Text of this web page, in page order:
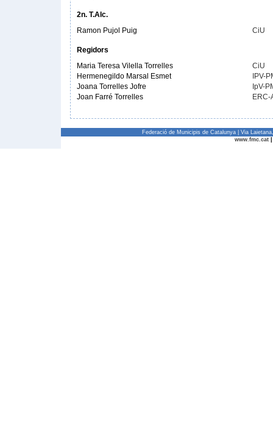
2n. T.Alc.
Ramon Pujol Puig
CiU
Regidors
Maria Teresa Vilella Torrelles
CiU
Hermenegildo Marsal Esmet
IPV-
Joana Torrelles Jofre
IpV-
Joan Farré Torrelles
ERC-
Federació de Municipis de Catalunya | Via
www.fmc.cat